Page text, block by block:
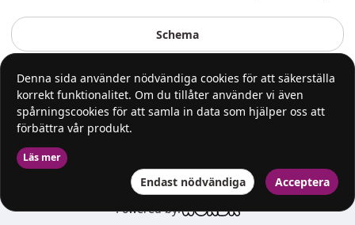
Schema
Powered by:
Denna sida använder nödvändiga cookies för att säkerställa
korrekt funktionalitet. Om du tillåter använder vi även
spårningscookies för att samla in data som hjälper oss att
förbättra vår produkt.
Läs mer
Endast nödvändiga Acceptera